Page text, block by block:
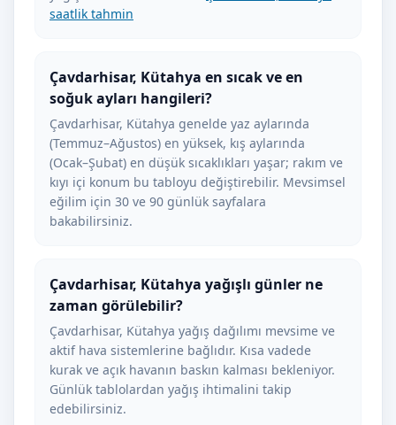
saatlik tahmin
Çavdarhisar, Kütahya en sıcak ve en
soğuk ayları hangileri?
Çavdarhisar, Kütahya genelde yaz aylarında
(Temmuz–Ağustos) en yüksek, kış aylarında
(Ocak–Şubat) en düşük sıcaklıkları yaşar; rakım ve
kıyı içi konum bu tabloyu değiştirebilir. Mevsimsel
eğilim için 30 ve 90 günlük sayfalara
bakabilirsiniz.
Çavdarhisar, Kütahya yağışlı günler ne
zaman görülebilir?
Çavdarhisar, Kütahya yağış dağılımı mevsime ve
aktif hava sistemlerine bağlıdır. Kısa vadede
kurak ve açık havanın baskın kalması bekleniyor.
Günlük tablolardan yağış ihtimalini takip
edebilirsiniz.